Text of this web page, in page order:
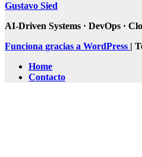
Gustavo Sied
AI-Driven Systems · DevOps ·
Funciona gracias a WordPress |
Home
Contacto